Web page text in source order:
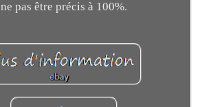
ne pas être précis à 100%.